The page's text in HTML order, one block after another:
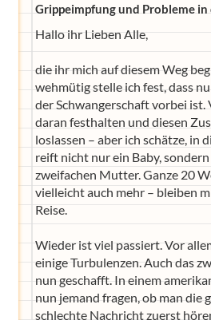
Grippeimpfung und Probleme in
Hallo ihr Lieben Alle,
die ihr mich auf diesem Weg
wehmütig stelle ich fest, dass
der Schwangerschaft vorbei ist.
daran festhalten und diesen
loslassen – aber ich schätze, in
reift nicht nur ein Baby,
zweifachen Mutter. Ganze 20
vielleicht auch mehr – bleiben
Reise.
Wieder ist viel passiert. Vor
einige Turbulenzen. Auch das
nun geschafft. In einem
nun jemand fragen, ob man die
schlechte Nachricht zuerst